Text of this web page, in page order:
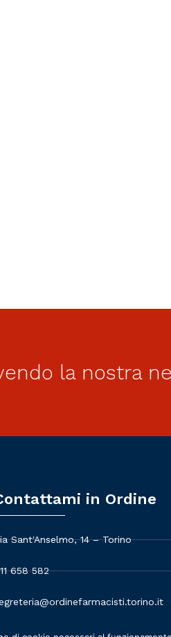
la nostra
in Ordine
Sant'Anselmo, 14 – Torino
658 582